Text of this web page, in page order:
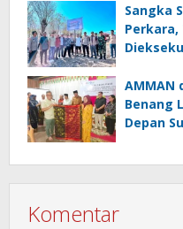
Sangka
Perkara,
AMMAN
Benang
Depan
Komentar